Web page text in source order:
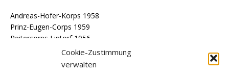
Cookie-Zustimmung
verwalten
Andreas-Hofer-Korps 1958
Prinz-Eugen-Corps 1959
Reitercorps Lintorf 1956
St. Georg-Corps 1963
St. Lambertus-Corps 1976